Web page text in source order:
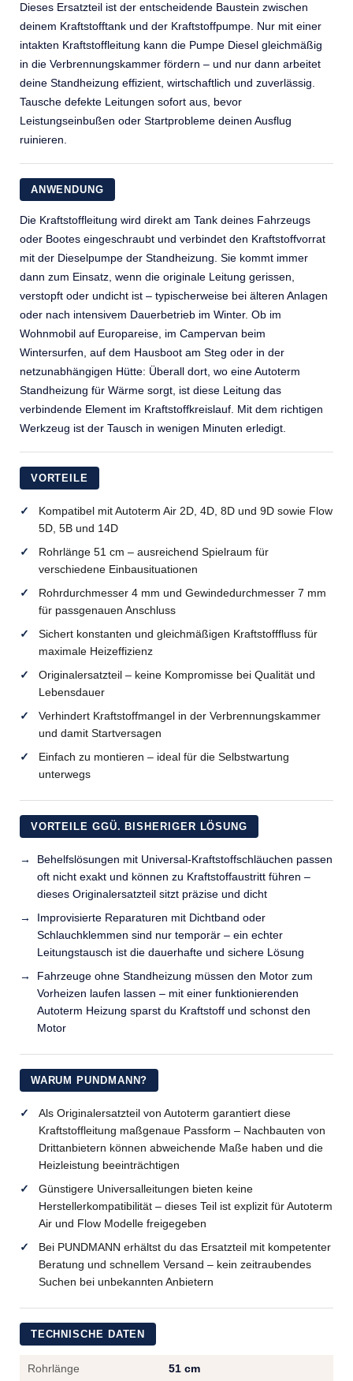
Dieses Ersatzteil ist der entscheidende Baustein zwischen
deinem Kraftstofftank und der Kraftstoffpumpe. Nur mit einer
intakten Kraftstoffleitung kann die Pumpe Diesel gleichmäßig
in die Verbrennungskammer fördern – und nur dann arbeitet
deine Standheizung effizient, wirtschaftlich und zuverlässig.
Tausche defekte Leitungen sofort aus, bevor
Leistungseinbußen oder Startprobleme deinen Ausflug
ruinieren.
ANWENDUNG
Die Kraftstoffleitung wird direkt am Tank deines Fahrzeugs
oder Bootes eingeschraubt und verbindet den Kraftstoffvorrat
mit der Dieselpumpe der Standheizung. Sie kommt immer
dann zum Einsatz, wenn die originale Leitung gerissen,
verstopft oder undicht ist – typischerweise bei älteren Anlagen
oder nach intensivem Dauerbetrieb im Winter. Ob im
Wohnmobil auf Europareise, im Campervan beim
Wintersurfen, auf dem Hausboot am Steg oder in der
netzunabhängigen Hütte: Überall dort, wo eine Autoterm
Standheizung für Wärme sorgt, ist diese Leitung das
verbindende Element im Kraftstoffkreislauf. Mit dem richtigen
Werkzeug ist der Tausch in wenigen Minuten erledigt.
VORTEILE
Kompatibel mit Autoterm Air 2D, 4D, 8D und 9D sowie Flow
5D, 5B und 14D
Rohrlänge 51 cm – ausreichend Spielraum für
verschiedene Einbausituationen
Rohrdurchmesser 4 mm und Gewindedurchmesser 7 mm
für passgenauen Anschluss
Sichert konstanten und gleichmäßigen Kraftstofffluss für
maximale Heizeffizienz
Originalersatzteil – keine Kompromisse bei Qualität und
Lebensdauer
Verhindert Kraftstoffmangel in der Verbrennungskammer
und damit Startversagen
Einfach zu montieren – ideal für die Selbstwartung
unterwegs
VORTEILE GGÜ. BISHERIGER LÖSUNG
Behelfslösungen mit Universal-Kraftstoffschläuchen passen
oft nicht exakt und können zu Kraftstoffaustritt führen –
dieses Originalersatzteil sitzt präzise und dicht
Improvisierte Reparaturen mit Dichtband oder
Schlauchklemmen sind nur temporär – ein echter
Leitungstausch ist die dauerhafte und sichere Lösung
Fahrzeuge ohne Standheizung müssen den Motor zum
Vorheizen laufen lassen – mit einer funktionierenden
Autoterm Heizung sparst du Kraftstoff und schonst den
Motor
WARUM PUNDMANN?
Als Originalersatzteil von Autoterm garantiert diese
Kraftstoffleitung maßgenaue Passform – Nachbauten von
Drittanbietern können abweichende Maße haben und die
Heizleistung beeinträchtigen
Günstigere Universalleitungen bieten keine
Herstellerkompatibilität – dieses Teil ist explizit für Autoterm
Air und Flow Modelle freigegeben
Bei PUNDMANN erhältst du das Ersatzteil mit kompetenter
Beratung und schnellem Versand – kein zeitraubendes
Suchen bei unbekannten Anbietern
TECHNISCHE DATEN
Rohrlänge 51 cm